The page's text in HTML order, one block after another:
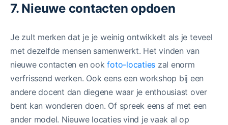
7. Nieuwe contacten opdoen
Je zult merken dat je je weinig ontwikkelt als je teveel
met dezelfde mensen samenwerkt. Het vinden van
nieuwe contacten en ookfoto-locaties zal enorm
verfrissend werken. Ook eens een workshop bij een
andere docent dan diegene waar je enthousiast over
bent kan wonderen doen. Of spreek eens af met een
ander model. Nieuwe locaties vind je vaak al op